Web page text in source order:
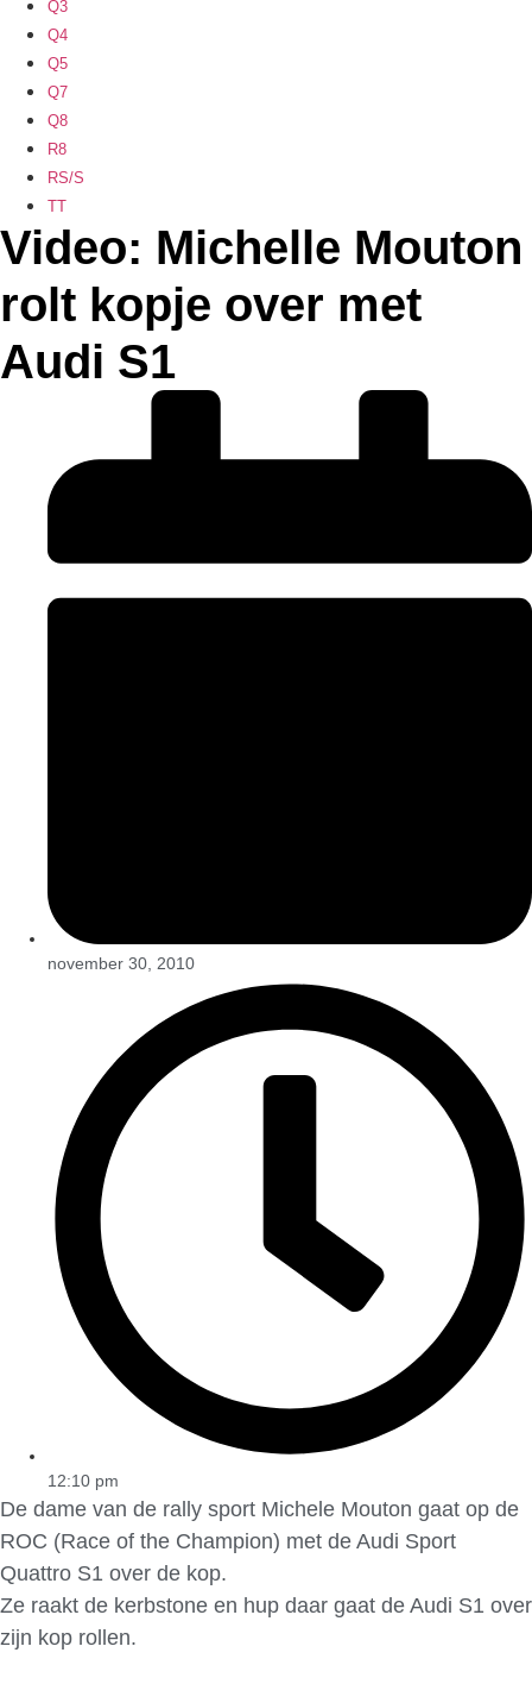
Q3
Q4
Q5
Q7
Q8
R8
RS/S
TT
Video: Michelle Mouton
rolt kopje over met
Audi S1
november 30, 2010
12:10 pm
De dame van de rally sport Michele Mouton gaat op de
ROC (Race of the Champion) met de Audi Sport
Quattro S1 over de kop.
Ze raakt de kerbstone en hup daar gaat de Audi S1 over
zijn kop rollen.